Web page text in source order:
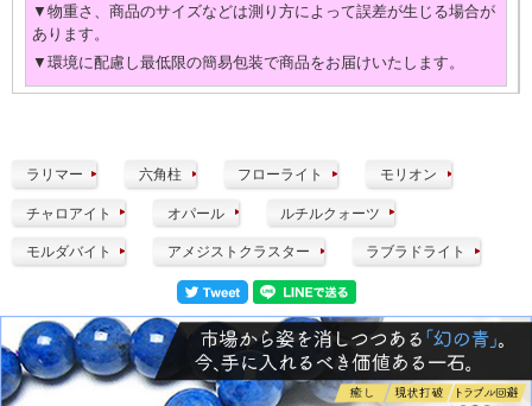
▼物重さ、商品のサイズなどは測り方によって誤差が生じる場合が
あります。
▼環境に配慮し最低限の簡易包装で商品をお届けいたします。
ラリマー 六角柱 フローライト モリオン
チャロアイト オパール ルチルクォーツ
モルダバイト アメジストクラスター ラブラドライト